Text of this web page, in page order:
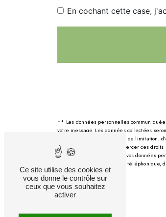
En cochant cette case,
** Les données personnelles
votre message. Les données collectées
d’effacement, de portabilité, de limitation,
post-mortem. Vous pouvez exercer ces
demandé. Nous conservons vos données
d'opposition au démarchage téléphonique,
Ce site utilise des cookies et
vous donne le contrôle sur
ceux que vous souhaitez
activer